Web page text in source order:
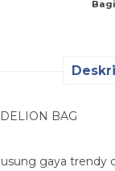
BAG
gaya trendy